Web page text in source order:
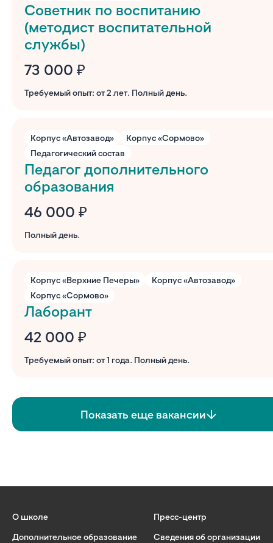
Советник по воспитанию
(методист воспитательной
службы)
73 000 ₽
Требуемый опыт: от 2 лет. Полный день.
Корпус «Автозавод»
Корпус «Сормово»
Педагогический состав
Педагог дополнительного
образования
46 000 ₽
Полный день.
Корпус «Верхние Печеры»
Корпус «Автозавод»
Корпус «Сормово»
Лаборант
42 000 ₽
Требуемый опыт: от 1 года. Полный день.
Показать еще вакансии
О школе
Дополнительное образование
Пресс-центр
Сведения об организации